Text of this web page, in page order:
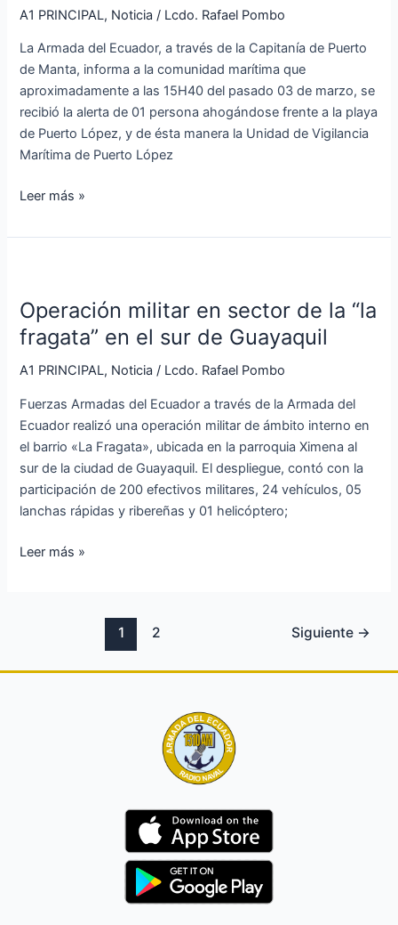
A1 PRINCIPAL, Noticia / Lcdo. Rafael Pombo
La Armada del Ecuador, a través de la Capitanía de Puerto
de Manta, informa a la comunidad marítima que
aproximadamente a las 15H40 del pasado 03 de marzo, se
recibió la alerta de 01 persona ahogándose frente a la playa
de Puerto López, y de ésta manera la Unidad de Vigilancia
Marítima de Puerto López
de
frente
a
Puerto
López
Leer más »
Operación militar en sector de la “la
fragata” en el sur de Guayaquil
A1 PRINCIPAL, Noticia / Lcdo. Rafael Pombo
Fuerzas Armadas del Ecuador a través de la Armada del
Ecuador realizó una operación militar de ámbito interno en
el barrio «La Fragata», ubicada en la parroquia Ximena al
sur de la ciudad de Guayaquil. El despliegue, contó con la
participación de 200 efectivos militares, 24 vehículos, 05
lanchas rápidas y ribereñas y 01 helicóptero;
en
sector
la
de
Leer más »
1 2 Siguiente →